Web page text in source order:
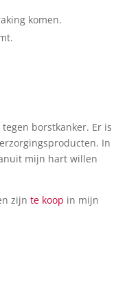
komen.
borstkanker. Er is
In
mijn hart willen
zijnte koop in mijn